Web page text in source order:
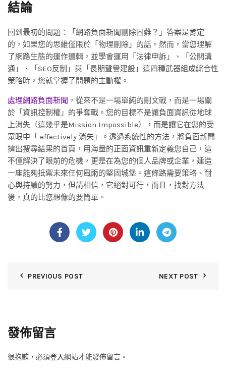
結論
回到最初的問題：「網路負面新聞刪除困難？」答案是肯定
的，如果您的思維僅限於「物理刪除」的話。然而，當您理解
了網路生態的運作邏輯，並學會運用「法律申訴」、「公關溝
通」、「SEO反制」與「長期聲譽建設」這四種武器組成綜合性
策略時，您就掌握了問題的主動權。
處理網路負面新聞 ，從來不是一場單純的刪文戰，而是一場關
於「資訊控制權」的爭奪戰。您的目標不是讓負面資訊從地球
上消失（這幾乎是Mission Impossible），而是讓它在您的受
眾眼中「 effectively 消失」。透過系統性的方法，將負面新聞
擠出搜尋結果的首頁，用海量的正面資訊重新定義您自己，這
不僅解決了眼前的危機，更是在為您的個人品牌或企業，建造
一座能夠抵禦未來任何風雨的堅固城堡。這條路需要策略、耐
心與持續的努力，但請相信，它絕對可行，而且，找對方法
後，真的比您想像的要簡單。
PREVIOUS POST NEXT POST
發佈留言
很抱歉，必須登入網站才能發佈留言。